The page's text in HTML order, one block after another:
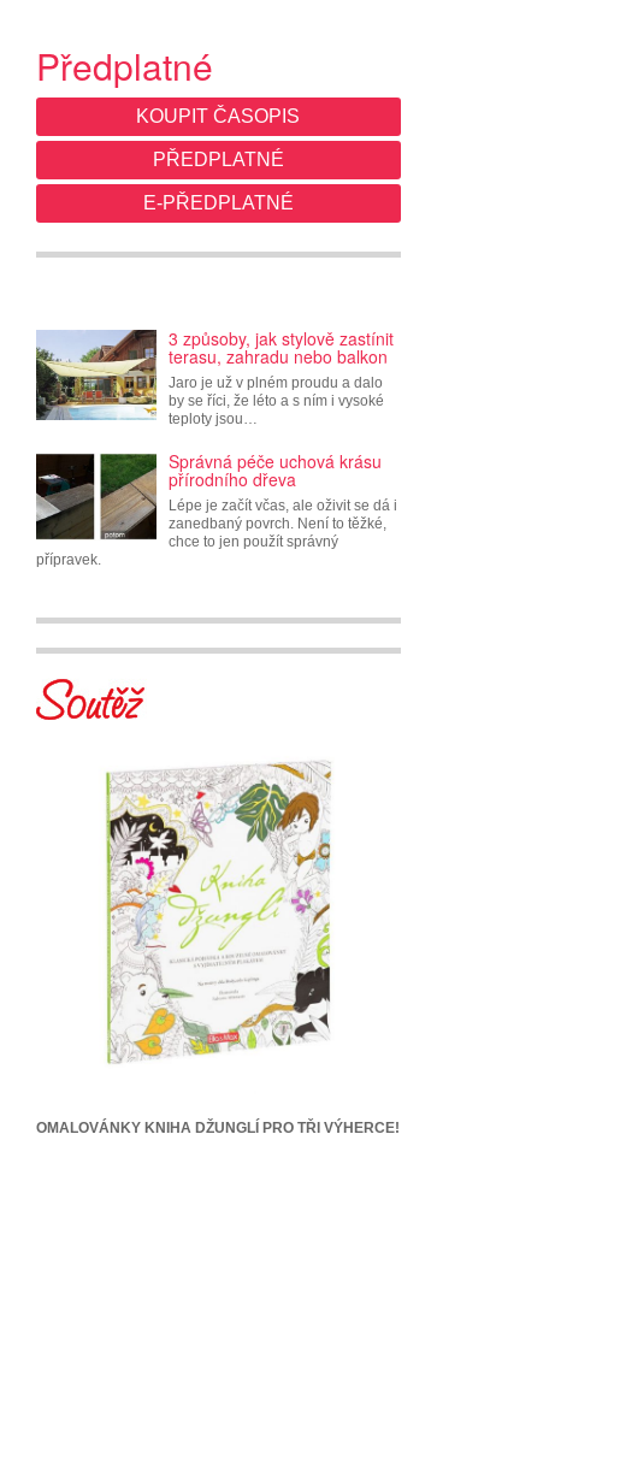
Předplatné
KOUPIT ČASOPIS
PŘEDPLATNÉ
E-PŘEDPLATNÉ
3 způsoby, jak stylově zastínit
terasu, zahradu nebo balkon
Jaro je už v plném proudu a dalo
by se říci, že léto a s ním i vysoké
teploty jsou…
Správná péče uchová krásu
přírodního dřeva
Lépe je začít včas, ale oživit se dá i
zanedbaný povrch. Není to těžké,
chce to jen použít správný
přípravek.
OMALOVÁNKY KNIHA DŽUNGLÍ PRO TŘI VÝHERCE!